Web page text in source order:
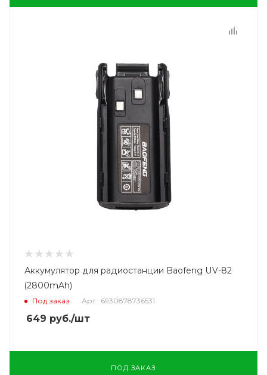
Аккумулятор для радиостанции Baofeng UV-82
(2800mAh)
Под заказ Арт.: 6930878736531
649 руб./шт
ПОД ЗАКАЗ